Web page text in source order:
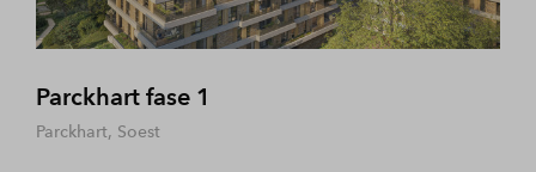
Parckhart fase 1
Parckhart, Soest